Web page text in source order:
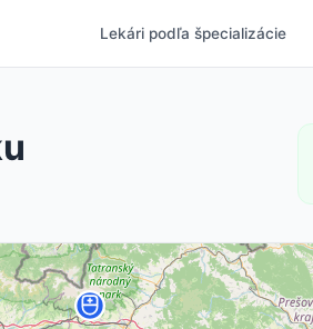
Lekári podľa špecializácie